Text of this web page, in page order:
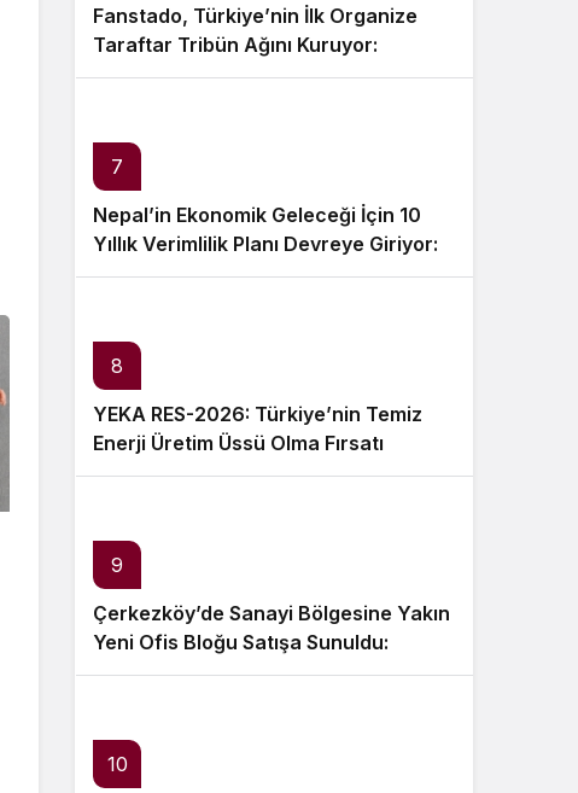
Fanstado, Türkiye’nin İlk Organize
Taraftar Tribün Ağını Kuruyor:
İşletmeler İçin Başvurular Açıldı
7
Nepal’in Ekonomik Geleceği İçin 10
Yıllık Verimlilik Planı Devreye Giriyor:
Neler Değişecek?
8
YEKA RES-2026: Türkiye’nin Temiz
Enerji Üretim Üssü Olma Fırsatı
9
Çerkezköy’de Sanayi Bölgesine Yakın
Yeni Ofis Bloğu Satışa Sunuldu:
Fiyatlar ve Ödeme Koşulları Belirlendi
10